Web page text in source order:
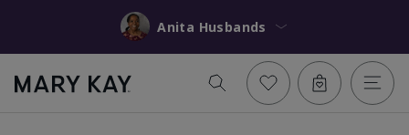
Anita Husbands